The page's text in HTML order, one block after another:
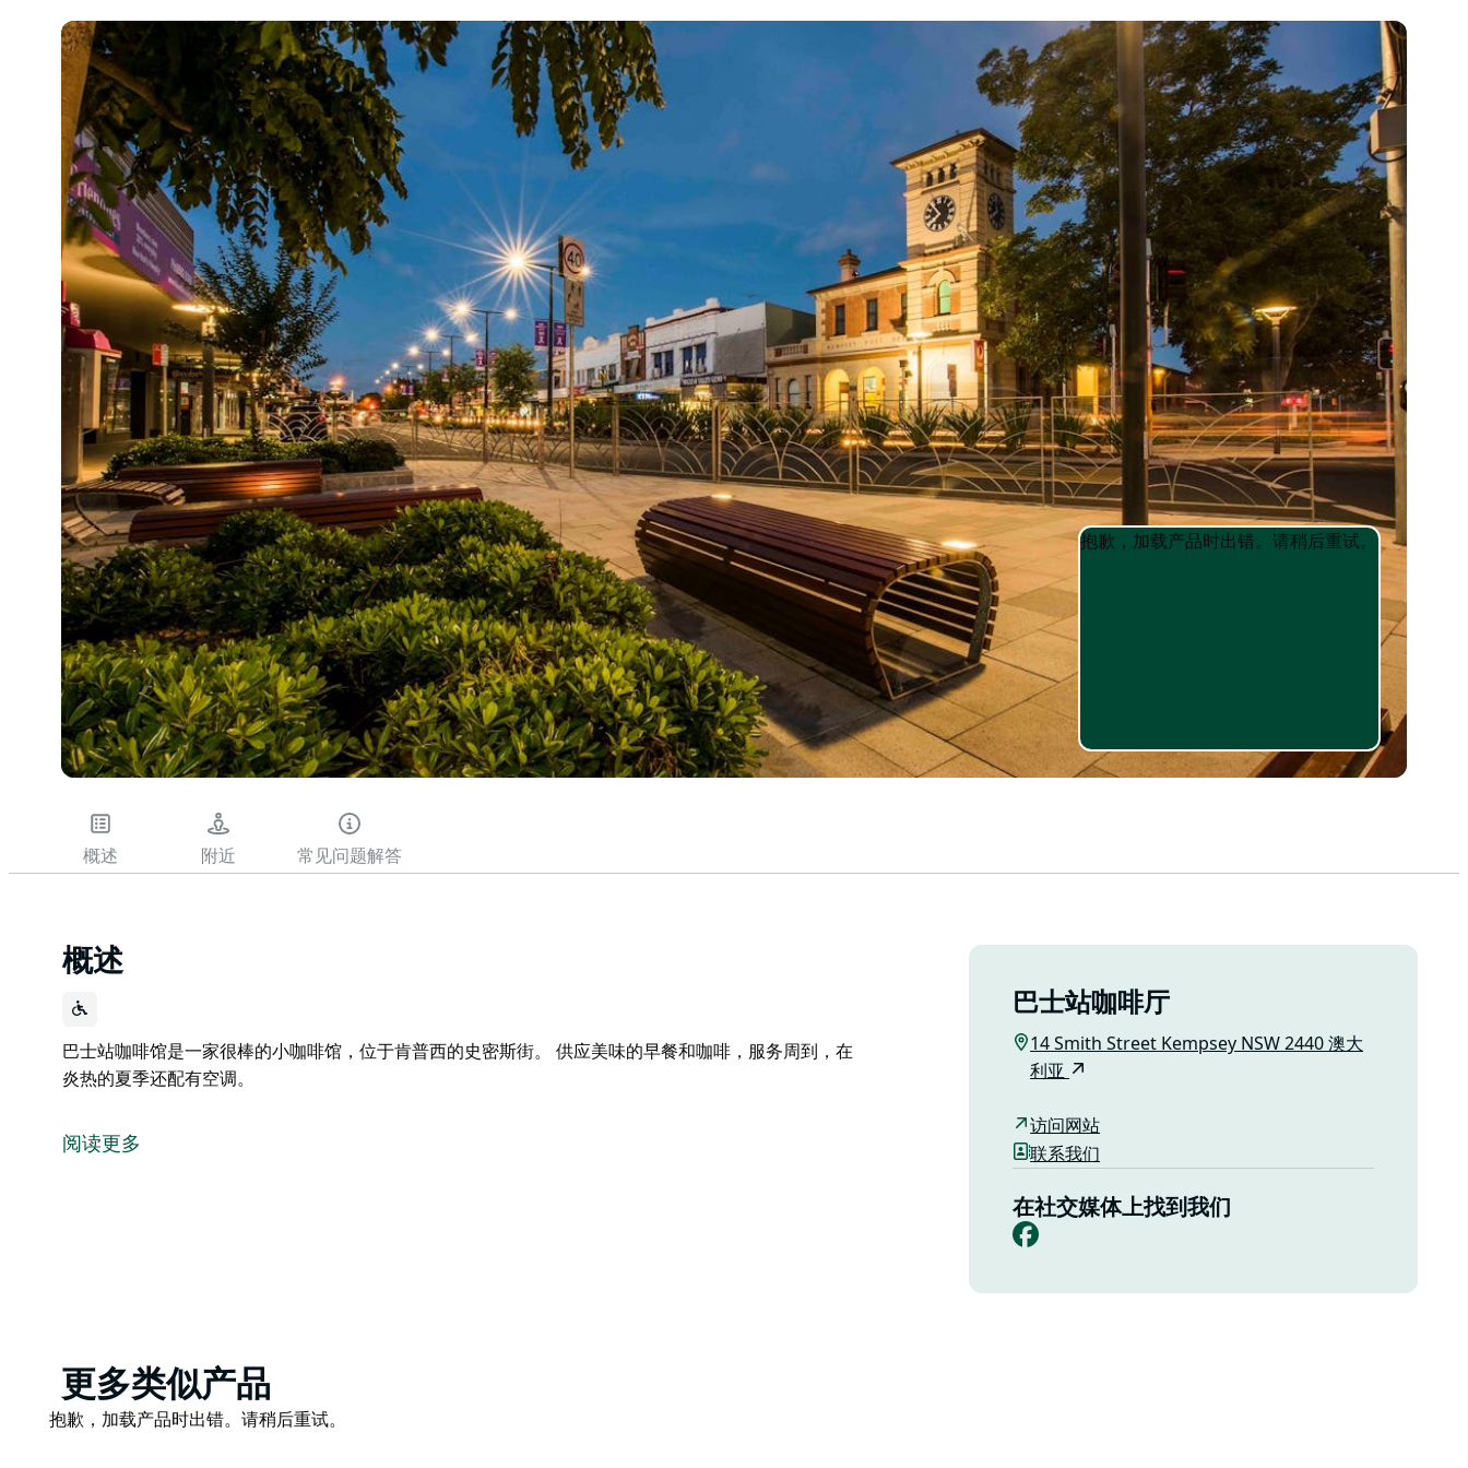
Product
Product
抱歉，加载产品时出错。请稍后重试。
概述 附近 常见问题解答
概述
巴士站咖啡馆是一家很棒的小咖啡馆，位于肯普西的史密斯街。 供应美味的早餐和咖啡，服务周到，在
炎热的夏季还配有空调。
供应美味的早餐和咖啡，服务周到，在炎热的夏季还配有空调。
阅读更多
巴士站咖啡厅
14 Smith Street Kempsey NSW 2440 澳大
利亚
访问网站
联系我们
在社交媒体上找到我们
Facebook
Product
List
更多类似产品
Product
抱歉，加载产品时出错。请稍后重试。